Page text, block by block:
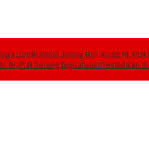
Listrik Andal Jelang HUT ke-81 RI,
RI, PLN Dorong Digitalisasi Pendidikan